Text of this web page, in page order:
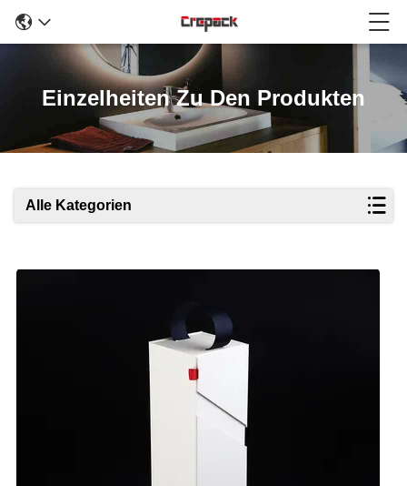
Einzelheiten Zu Den Produkten
Alle Kategorien